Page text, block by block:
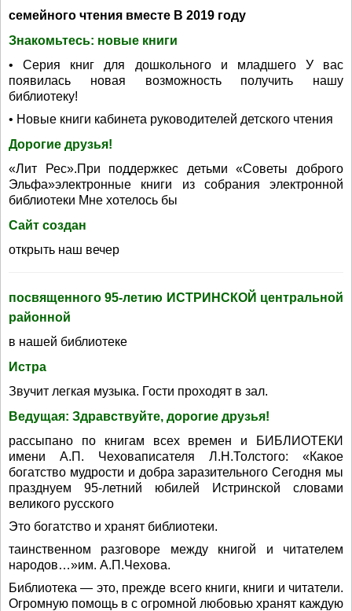
семейного чтения вместе В 2019 году
Знакомьтесь: новые книги
• Серия книг для дошкольного и младшего У вас
появилась новая возможность получить нашу
библиотеку!
• Новые книги кабинета руководителей детского чтения
Дорогие друзья!
«Лит Рес».При поддержкес детьми «Советы доброго
Эльфа»электронные книги из собрания электронной
библиотеки Мне хотелось бы
Сайт создан
открыть наш вечер
посвященного 95-летию ИСТРИНСКОЙ центральной
районной
в нашей библиотеке
Истра
Звучит легкая музыка. Гости проходят в зал.
Ведущая: Здравствуйте, дорогие друзья!
рассыпано по книгам всех времен и БИБЛИОТЕКИ
имени А.П. Чеховаписателя Л.Н.Толстого: «Какое
богатство мудрости и добра заразительного Сегодня мы
празднуем 95-летний юбилей Истринской словами
великого русского
Это богатство и хранят библиотеки.
таинственном разговоре между книгой и читателем
народов…»им. А.П.Чехова.
Библиотека — это, прежде всего книги, книги и читатели.
Огромную помощь в с огромной любовью хранят каждую